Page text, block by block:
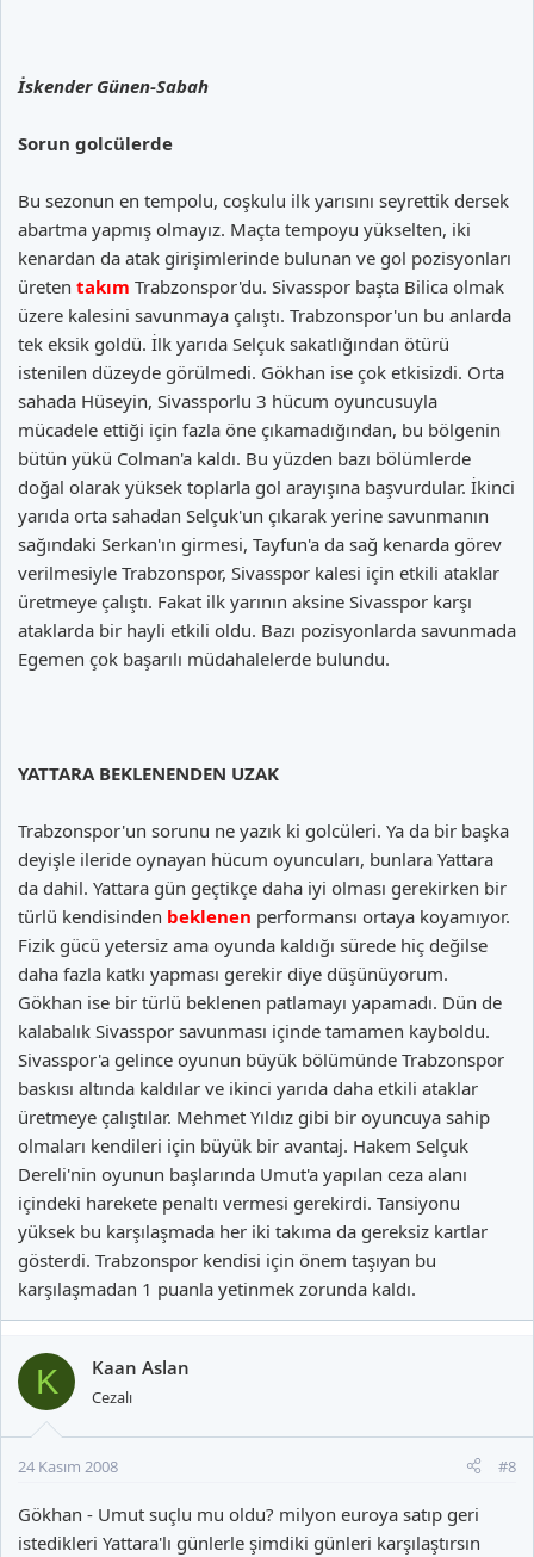
İskender Günen-Sabah
Sorun golcülerde
Bu sezonun en tempolu, coşkulu ilk yarısını seyrettik dersek
abartma yapmış olmayız. Maçta tempoyu yükselten, iki
kenardan da atak girişimlerinde bulunan ve gol pozisyonları
üreten takım Trabzonspor'du. Sivasspor başta Bilica olmak
üzere kalesini savunmaya çalıştı. Trabzonspor'un bu anlarda
tek eksik goldü. İlk yarıda Selçuk sakatlığından ötürü
istenilen düzeyde görülmedi. Gökhan ise çok etkisizdi. Orta
sahada Hüseyin, Sivassporlu 3 hücum oyuncusuyla
mücadele ettiği için fazla öne çıkamadığından, bu bölgenin
bütün yükü Colman'a kaldı. Bu yüzden bazı bölümlerde
doğal olarak yüksek toplarla gol arayışına başvurdular. İkinci
yarıda orta sahadan Selçuk'un çıkarak yerine savunmanın
sağındaki Serkan'ın girmesi, Tayfun'a da sağ kenarda görev
verilmesiyle Trabzonspor, Sivasspor kalesi için etkili ataklar
üretmeye çalıştı. Fakat ilk yarının aksine Sivasspor karşı
ataklarda bir hayli etkili oldu. Bazı pozisyonlarda savunmada
Egemen çok başarılı müdahalelerde bulundu.
YATTARA BEKLENENDEN UZAK
Trabzonspor'un sorunu ne yazık ki golcüleri. Ya da bir başka
deyişle ileride oynayan hücum oyuncuları, bunlara Yattara
da dahil. Yattara gün geçtikçe daha iyi olması gerekirken bir
türlü kendisinden beklenen performansı ortaya koyamıyor.
Fizik gücü yetersiz ama oyunda kaldığı sürede hiç değilse
daha fazla katkı yapması gerekir diye düşünüyorum.
Gökhan ise bir türlü beklenen patlamayı yapamadı. Dün de
kalabalık Sivasspor savunması içinde tamamen kayboldu.
Sivasspor'a gelince oyunun büyük bölümünde Trabzonspor
baskısı altında kaldılar ve ikinci yarıda daha etkili ataklar
üretmeye çalıştılar. Mehmet Yıldız gibi bir oyuncuya sahip
olmaları kendileri için büyük bir avantaj. Hakem Selçuk
Dereli'nin oyunun başlarında Umut'a yapılan ceza alanı
içindeki harekete penaltı vermesi gerekirdi. Tansiyonu
yüksek bu karşılaşmada her iki takıma da gereksiz kartlar
gösterdi. Trabzonspor kendisi için önem taşıyan bu
karşılaşmadan 1 puanla yetinmek zorunda kaldı.
K Kaan Aslan
Cezalı
24 Kasım 2008 #8
Gökhan - Umut suçlu mu oldu? milyon euroya satıp geri
istedikleri Yattara'lı günlerle şimdiki günleri karşılaştırsın